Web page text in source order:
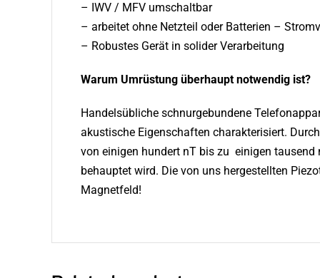
– IWV / MFV umschaltbar
– arbeitet ohne Netzteil oder Batterien –
– Robustes Gerät in solider Verarbeitung
Warum Umrüstung überhaupt notwendig ist?
Handelsübliche schnurgebundene
akustische Eigenschaften charakterisiert.
von einigen hundert nT bis zu einigen
behauptet wird. Die von uns hergestellten
Magnetfeld!